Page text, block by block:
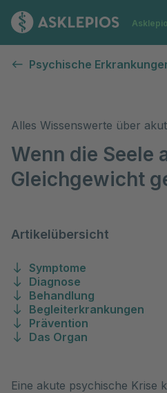
Zur
Psychische
Alles Wissenswerte über
Wenn die Seele
Gleichgewicht
Artikelübersicht
Symptome
Diagnose
Behandlung
Begleiterkrankungen
Prävention
Das Organ
Eine akute psychische Krise